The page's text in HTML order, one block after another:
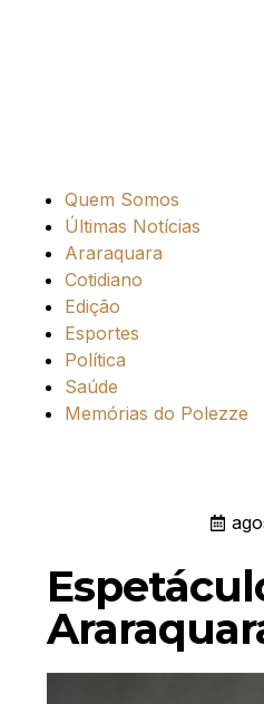
Quem Somos
Últimas Notícias
Araraquara
Cotidiano
Edição
Esportes
Política
Saúde
Memórias do Polezze